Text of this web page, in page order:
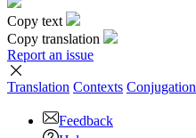
Copy text
Copy translation
Report an issue
Translation Contexts Conjugation
Feedback